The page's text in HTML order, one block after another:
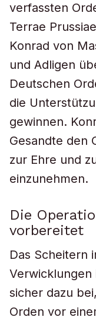
verfassten
Terrae
Konrad von
und Adligen
Deutschen
die
gewinnen.
Gesandte den
zur Ehre und
einzunehmen.
Die
vorbereitet
Das Scheitern
Verwicklungen
sicher dazu
Orden vor